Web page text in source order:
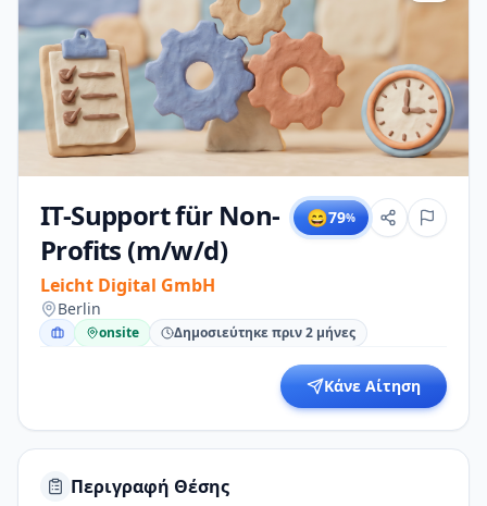
IT-Support für Non-
Profits (m/w/d)
Leicht Digital GmbH
😄79%
Berlin
onsite Δημοσιεύτηκε πριν 2 μήνες
Κάνε Αίτηση
Περιγραφή Θέσης